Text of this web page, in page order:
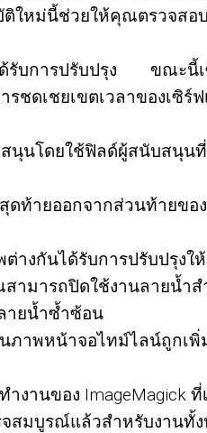
ช่วยให้คุณตรวจสอบไ
ด้รับการปรับปรุง ขณะนี้
ดเชยเขตเวลาของเซิร์
นุนโดยใช้ฟิลด์ผู้สนับสนุ
ท้ายออกจากส่วนท้าย
กันได้รับการปรับปรุงใ
มารถปิดใช้งานลายน้ำ
ายน้ำซ้ำซ้อน
าพหน้าจอไทม์ไลน์ถูกเ
งานของ
สมบูรณ์แล้วสำหรับงานทั้